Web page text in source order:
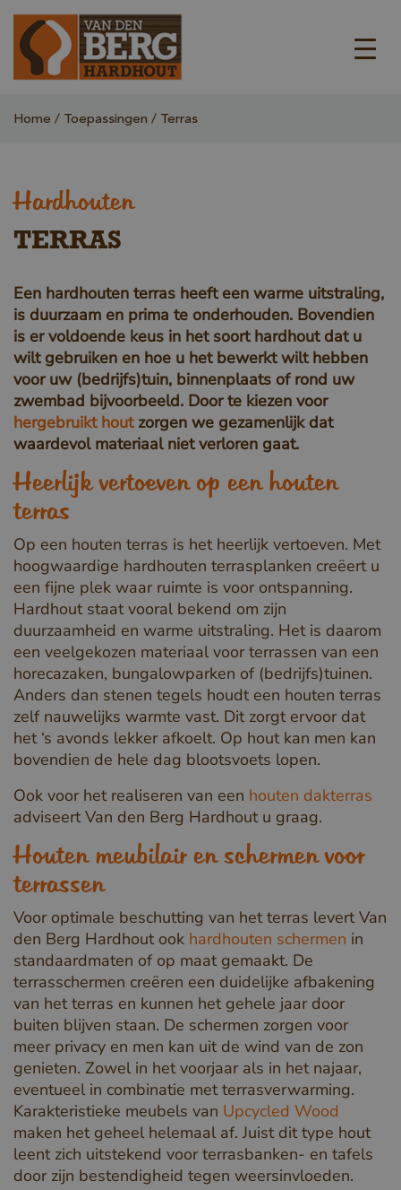
Home Toepassingen Terras
Hardhouten
TERRAS
Een hardhouten terras heeft een warme uitstraling,
is duurzaam en prima te onderhouden. Bovendien
is er voldoende keus in het soort hardhout dat u
wilt gebruiken en hoe u het bewerkt wilt hebben
voor uw (bedrijfs)tuin, binnenplaats of rond uw
zwembad bijvoorbeeld. Door te kiezen voor
hergebruikt houtzorgen we gezamenlijk dat
waardevol materiaal niet verloren gaat.
Heerlijk vertoeven op een houten
terras
Op een houten terras is het heerlijk vertoeven. Met
hoogwaardige hardhouten terrasplanken creëert u
een fijne plek waar ruimte is voor ontspanning.
Hardhout staat vooral bekend om zijn
duurzaamheid en warme uitstraling. Het is daarom
een veelgekozen materiaal voor terrassen van een
horecazaken, bungalowparken of (bedrijfs)tuinen.
Anders dan stenen tegels houdt een houten terras
zelf nauwelijks warmte vast. Dit zorgt ervoor dat
het ‘s avonds lekker afkoelt. Op hout kan men kan
bovendien de hele dag blootsvoets lopen.
Ook voor het realiseren van een houten dakterras
adviseert Van den Berg Hardhout u graag.
Houten meubilair en schermen voor
terrassen
Voor optimale beschutting van het terras levert Van
den Berg Hardhout ook hardhouten schermen in
standaardmaten of op maat gemaakt. De
terrasschermen creëren een duidelijke afbakening
van het terras en kunnen het gehele jaar door
buiten blijven staan. De schermen zorgen voor
meer privacy en men kan uit de wind van de zon
genieten. Zowel in het voorjaar als in het najaar,
eventueel in combinatie met terrasverwarming.
Karakteristieke meubels van Upcycled Wood
maken het geheel helemaal af. Juist dit type hout
leent zich uitstekend voor terrasbanken- en tafels
door zijn bestendigheid tegen weersinvloeden.